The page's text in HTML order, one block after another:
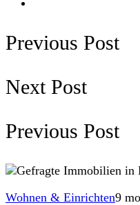
Previous Post
Next Post
Previous Post
Wohnen & Einrichten9